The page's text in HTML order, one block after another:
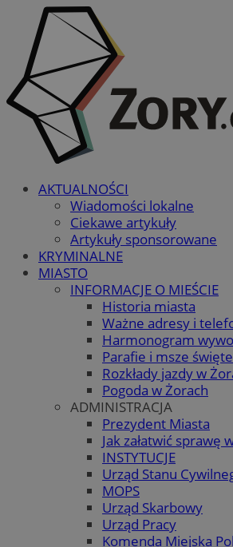
AKTUALNOŚCI
Wiadomości lokalne
Ciekawe artykuły
Artykuły sponsorowane
KRYMINALNE
MIASTO
INFORMACJE O MIEŚCIE
Historia miasta
Ważne adresy i
Harmonogram
Parafie i msze
Rozkłady jazdy w
Pogoda w Żorach
ADMINISTRACJA
Prezydent Miasta
Jak załatwić sprawę
INSTYTUCJE
Urząd Stanu
MOPS
Urząd Skarbowy
Urząd Pracy
Komenda Miejska